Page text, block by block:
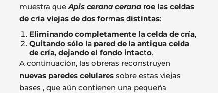
muestra queApis cerana cerana roe las celdas
de cría viejas de dos formas distintas:
Eliminando completamente la celda de cría,
Quitando sólo la pared de la antigua celda
de cría, dejando el fondo intacto.
A continuación, las obreras reconstruyen
nuevas paredes celulares sobre estas viejas
bases , que aún contienen una pequeña